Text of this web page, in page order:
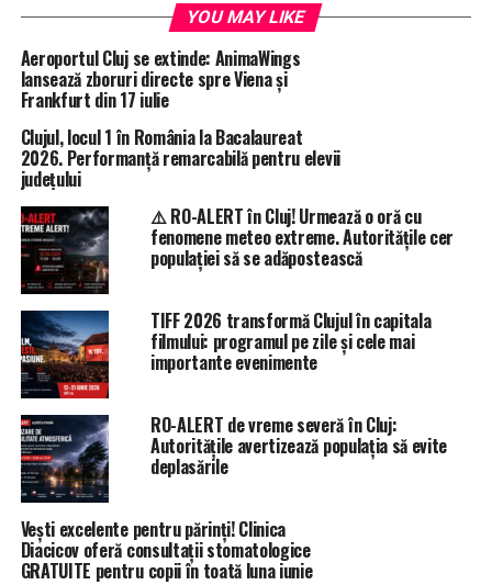
YOU MAY LIKE
Aeroportul Cluj se extinde: AnimaWings
lansează zboruri directe spre Viena și
Frankfurt din 17 iulie
Clujul, locul 1 în România la Bacalaureat
2026. Performanță remarcabilă pentru elevii
județului
⚠️ RO-ALERT în Cluj! Urmează o oră cu
fenomene meteo extreme. Autoritățile cer
populației să se adăpostească
TIFF 2026 transformă Clujul în capitala
filmului: programul pe zile și cele mai
importante evenimente
RO-ALERT de vreme severă în Cluj:
Autoritățile avertizează populația să evite
deplasările
Vești excelente pentru părinți! Clinica
Diacicov oferă consultații stomatologice
GRATUITE pentru copii în toată luna iunie